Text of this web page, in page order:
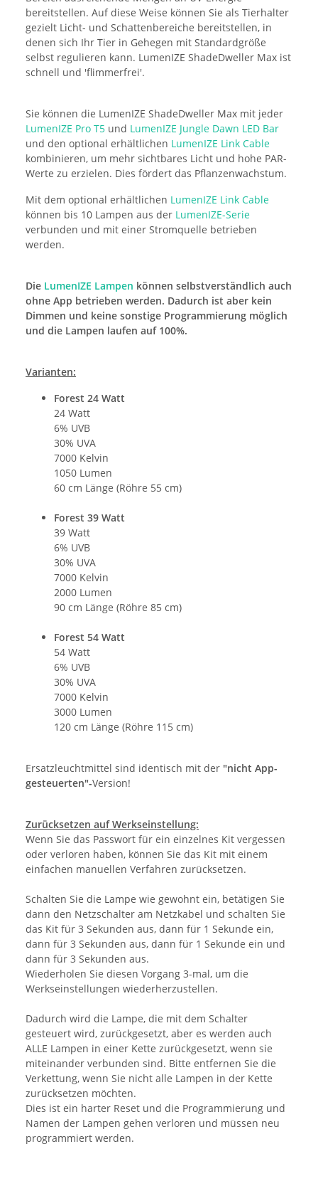
bereitstellen. Auf diese Weise können Sie als Tierhalter
gezielt Licht- und Schattenbereiche bereitstellen, in
denen sich Ihr Tier in Gehegen mit Standardgröße
selbst regulieren kann. LumenIZE ShadeDweller Max ist
schnell und 'flimmerfrei'.
Sie können die LumenIZE ShadeDweller Max mit jeder
LumenIZE Pro T5 und LumenIZE Jungle Dawn LED Bar
und den optional erhältlichen LumenIZE Link Cable
kombinieren, um mehr sichtbares Licht und hohe PAR-
Werte zu erzielen. Dies fördert das Pflanzenwachstum.
Mit dem optional erhältlichen LumenIZE Link Cable
können bis 10 Lampen aus der LumenIZE-Serie
verbunden und mit einer Stromquelle betrieben
werden.
Die LumenIZE Lampen können selbstverständlich auch
ohne App betrieben werden. Dadurch ist aber kein
Dimmen und keine sonstige Programmierung möglich
und die Lampen laufen auf 100%.
Varianten:
Forest 24 Watt
24 Watt
6% UVB
30% UVA
7000 Kelvin
1050 Lumen
60 cm Länge (Röhre 55 cm)
Forest 39 Watt
39 Watt
6% UVB
30% UVA
7000 Kelvin
2000 Lumen
90 cm Länge (Röhre 85 cm)
Forest 54 Watt
54 Watt
6% UVB
30% UVA
7000 Kelvin
3000 Lumen
120 cm Länge (Röhre 115 cm)
Ersatzleuchtmittel sind identisch mit der "nicht App-
gesteuerten"-Version!
Zurücksetzen auf Werkseinstellung:
Wenn Sie das Passwort für ein einzelnes Kit vergessen
oder verloren haben, können Sie das Kit mit einem
einfachen manuellen Verfahren zurücksetzen.
Schalten Sie die Lampe wie gewohnt ein, betätigen Sie
dann den Netzschalter am Netzkabel und schalten Sie
das Kit für 3 Sekunden aus, dann für 1 Sekunde ein,
dann für 3 Sekunden aus, dann für 1 Sekunde ein und
dann für 3 Sekunden aus.
Wiederholen Sie diesen Vorgang 3-mal, um die
Werkseinstellungen wiederherzustellen.
Dadurch wird die Lampe, die mit dem Schalter
gesteuert wird, zurückgesetzt, aber es werden auch
ALLE Lampen in einer Kette zurückgesetzt, wenn sie
miteinander verbunden sind. Bitte entfernen Sie die
Verkettung, wenn Sie nicht alle Lampen in der Kette
zurücksetzen möchten.
Dies ist ein harter Reset und die Programmierung und
Namen der Lampen gehen verloren und müssen neu
programmiert werden.